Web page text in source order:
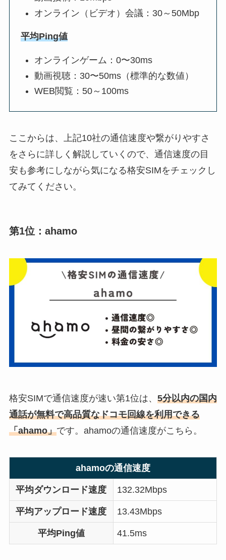
オンライン（ビデオ）会議：30～50Mbp
平均Ping値
オンラインゲーム：0〜30ms
動画視聴：30〜50ms（標準的な数値）
WEB閲覧：50～100ms
ここからは、上記10社の通信速度や繋がりやすさ
をさらに詳しく解説していくので、通信速度の目
安も参考にしながら気になる格安SIMをチェックし
てみてください。
第1位：ahamo
格安SIMで通信速度が速い第1位は、 5分以内の国内
通話が無料で高品質なドコモ回線を利用できる
「ahamo」です。ahamoの通信速度がこちら。
ahamoの通信速度
平均ダウンロード速度 132.32Mbps
平均アップロード速度 13.43Mbps
平均Ping値 41.5ms